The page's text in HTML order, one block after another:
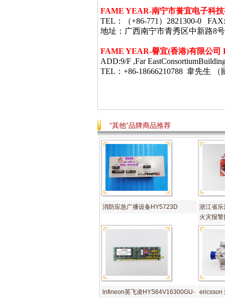
FAME YEAR-南宁市誉宜电子科
TEL ：（+86-771 ） 2821300-0 FAX:
地址：广西南宁市青秀区中新路8
FAME YEAR-譽宜(香港)有限公司
ADD:9/F ,Far
TEL：+86-18666210788 韋先生
“其他”品牌商品推荐
消防应急广播设备HY5723D
浙江省乐
火灾报警
lnfineon英飞凌HYS64V16300GU-
ericsson